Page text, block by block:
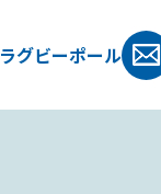
ラグビーポール